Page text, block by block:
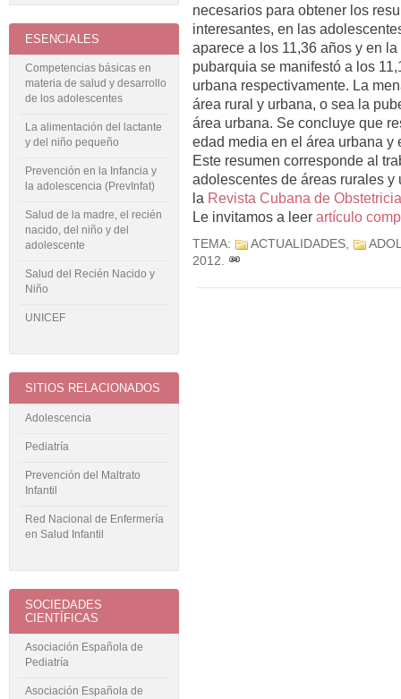
necesarios para obtener los
interesantes, en las
aparece a los 11,36 años y en
pubarquia se manifestó a los
urbana respectivamente. La
área rural y urbana, o sea la
área urbana. Se concluye que
edad media en el área urbana y
Este resumen corresponde al
adolescentes de áreas rurales
la Revista Cubana de
Le invitamos a leer artículo
TEMA: ACTUALIDADES,
2012.
ESENCIALES
Competencias básicas en
materia de salud y desarrollo
de los adolescentes
La alimentación del lactante
y del niño pequeño
Prevención en la Infancia y
la adolescencia (PrevInfat)
Salud de la madre, el recién
nacido, del niño y del
adolescente
Salud del Recién Nacido y
Niño
UNICEF
SITIOS RELACIONADOS
Adolescencia
Pediatría
Prevención del Maltrato
Infantil
Red Nacional de Enfermería
en Salud Infantil
SOCIEDADES
CIENTÍFICAS
Asociación Española de
Pediatría
Asociación Española de